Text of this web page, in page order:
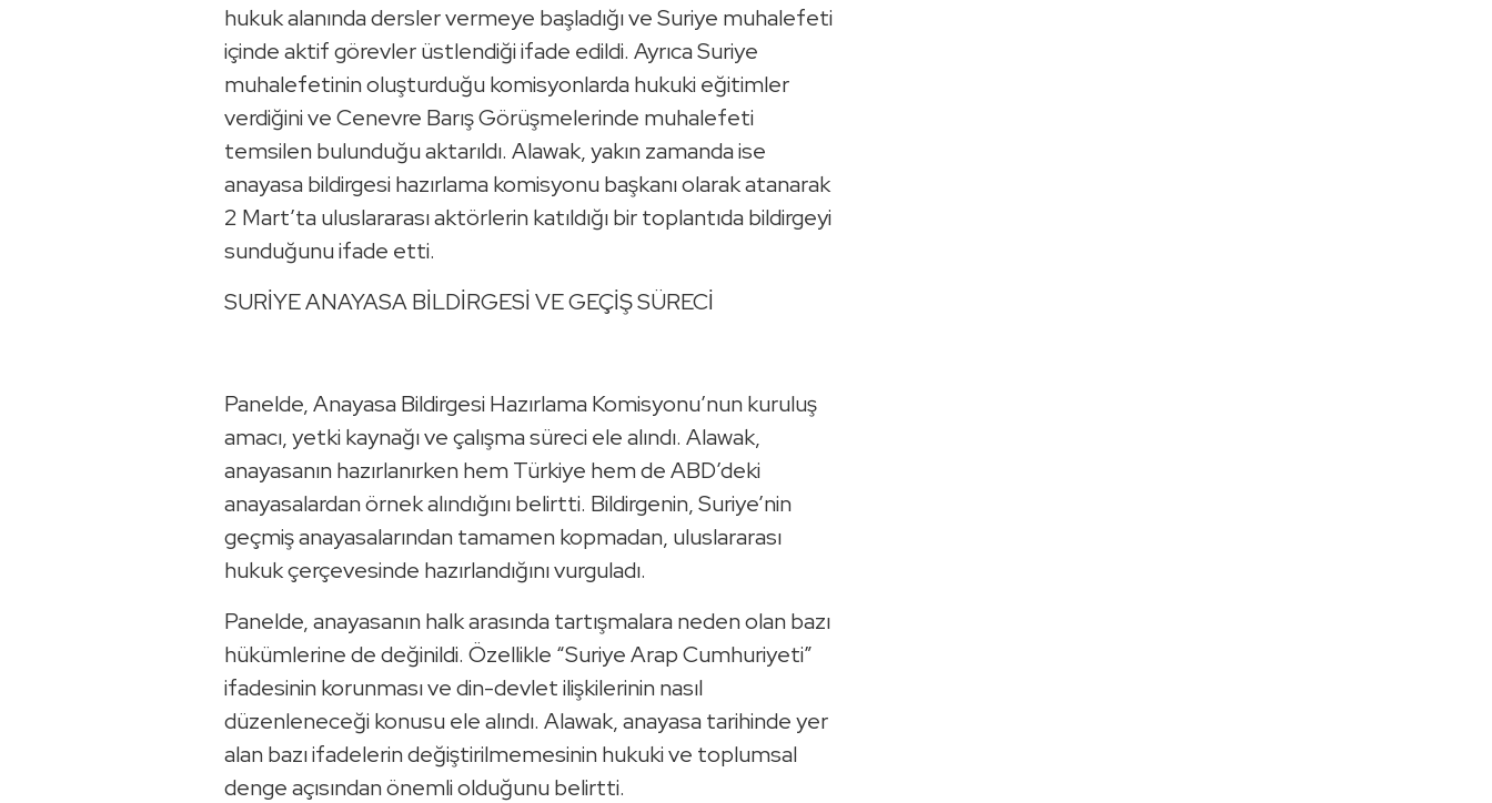
hukuk alanında dersler vermeye başladığı ve Suriye muhalefeti
içinde aktif görevler üstlendiği ifade edildi. Ayrıca Suriye
muhalefetinin oluşturduğu komisyonlarda hukuki eğitimler
verdiğini ve Cenevre Barış Görüşmelerinde muhalefeti
temsilen bulunduğu aktarıldı. Alawak, yakın zamanda ise
anayasa bildirgesi hazırlama komisyonu başkanı olarak atanarak
2 Mart’ta uluslararası aktörlerin katıldığı bir toplantıda bildirgeyi
sunduğunu ifade etti.
SURİYE ANAYASA BİLDİRGESİ VE GEÇİŞ SÜRECİ
Panelde, Anayasa Bildirgesi Hazırlama Komisyonu’nun kuruluş
amacı, yetki kaynağı ve çalışma süreci ele alındı. Alawak,
anayasanın hazırlanırken hem Türkiye hem de ABD’deki
anayasalardan örnek alındığını belirtti. Bildirgenin, Suriye’nin
geçmiş anayasalarından tamamen kopmadan, uluslararası
hukuk çerçevesinde hazırlandığını vurguladı.
Panelde, anayasanın halk arasında tartışmalara neden olan bazı
hükümlerine de değinildi. Özellikle “Suriye Arap Cumhuriyeti”
ifadesinin korunması ve din-devlet ilişkilerinin nasıl
düzenleneceği konusu ele alındı. Alawak, anayasa tarihinde yer
alan bazı ifadelerin değiştirilmemesinin hukuki ve toplumsal
denge açısından önemli olduğunu belirtti.